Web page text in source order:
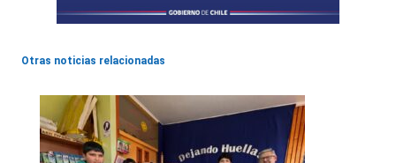
Otras noticias relacionadas